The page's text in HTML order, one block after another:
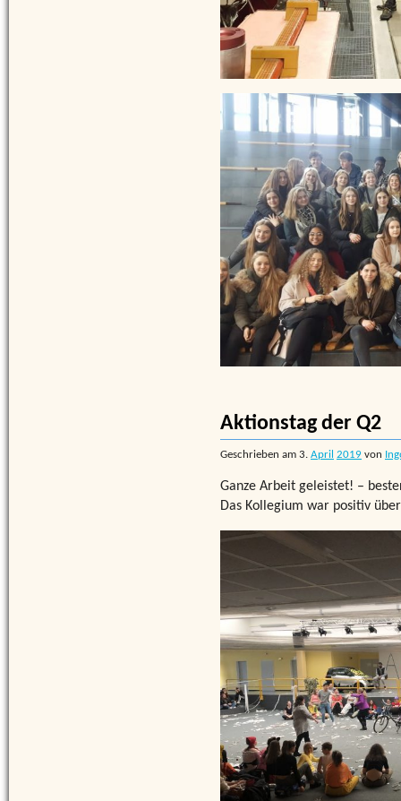
Aktionstag der Q2
Geschrieben am 3. April 2019 von
Ganze Arbeit geleistet! –
Das Kollegium war positiv